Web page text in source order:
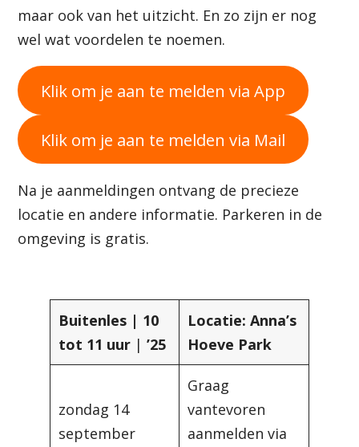
maar ook van het uitzicht. En zo zijn er nog
wel wat voordelen te noemen.
Klik om je aan te melden via App
Klik om je aan te melden via Mail
Na je aanmeldingen ontvang de precieze
locatie en andere informatie. Parkeren in de
omgeving is gratis.
Buitenles | 10
tot 11 uur| ’25
Locatie: Anna’s
Hoeve Park
zondag 14
september
Graag
vantevoren
aanmelden via